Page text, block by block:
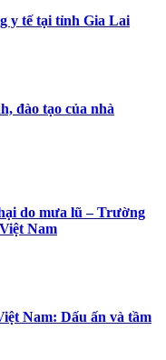
y tế tại tỉnh Gia Lai
đào tạo của nhà
do mưa lũ – Trường
Nam
Nam: Dấu ấn và tầm